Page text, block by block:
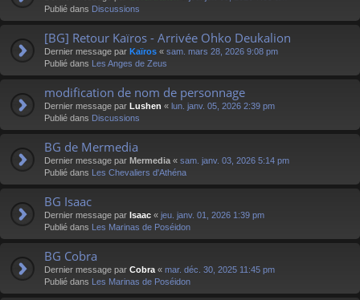
Publié dans Discussions
[BG] Retour Kaïros - Arrivée Ohko Deukalion
Dernier message par Kaïros « sam. mars 28, 2026 9:08 pm
Publié dans Les Anges de Zeus
modification de nom de personnage
Dernier message par Lushen « lun. janv. 05, 2026 2:39 pm
Publié dans Discussions
BG de Mermedia
Dernier message par Mermedia « sam. janv. 03, 2026 5:14 pm
Publié dans Les Chevaliers d'Athéna
BG Isaac
Dernier message par Isaac « jeu. janv. 01, 2026 1:39 pm
Publié dans Les Marinas de Poséidon
BG Cobra
Dernier message par Cobra « mar. déc. 30, 2025 11:45 pm
Publié dans Les Marinas de Poséidon